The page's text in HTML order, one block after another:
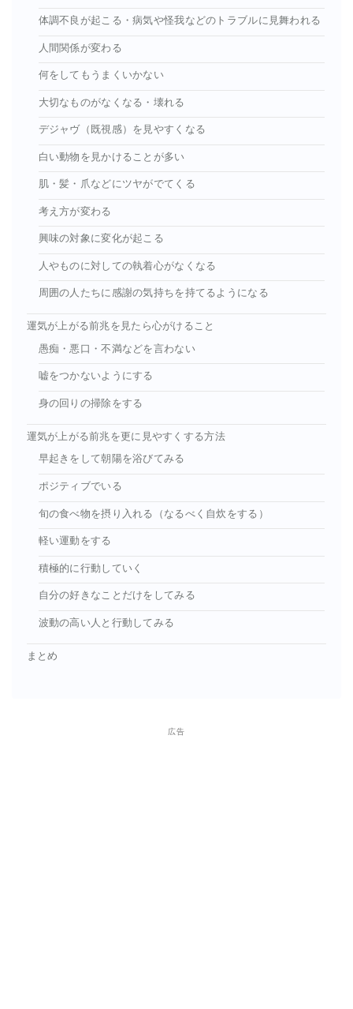
体調不良が起こる・病気や怪我などのトラブルに見舞われる
人間関係が変わる
何をしてもうまくいかない
大切なものがなくなる・壊れる
デジャヴ（既視感）を見やすくなる
白い動物を見かけることが多い
肌・髪・爪などにツヤがでてくる
考え方が変わる
興味の対象に変化が起こる
人やものに対しての執着心がなくなる
周囲の人たちに感謝の気持ちを持てるようになる
運気が上がる前兆を見たら心がけること
愚痴・悪口・不満などを言わない
嘘をつかないようにする
身の回りの掃除をする
運気が上がる前兆を更に見やすくする方法
早起きをして朝陽を浴びてみる
ポジティブでいる
旬の食べ物を摂り入れる（なるべく自炊をする）
軽い運動をする
積極的に行動していく
自分の好きなことだけをしてみる
波動の高い人と行動してみる
まとめ
広告